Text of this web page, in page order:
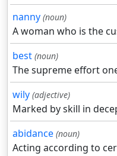
nanny (noun)
A woman who is the
best (noun)
The supreme effort
wily (adjective)
Marked by skill in
abidance (noun)
Acting according to